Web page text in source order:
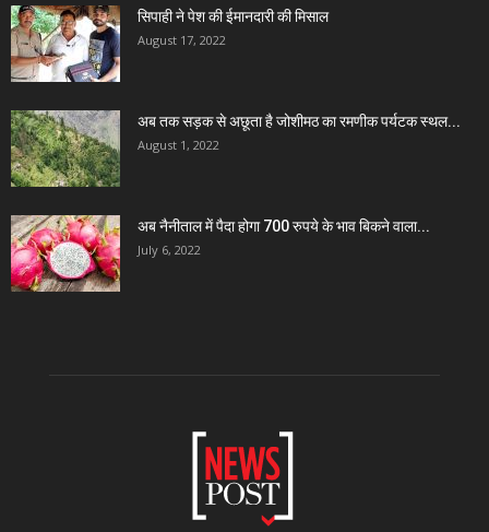
सिपाही ने पेश की ईमानदारी की मिसाल
August 17, 2022
अब तक सड़क से अछूता है जोशीमठ का रमणीक पर्यटक स्थल...
August 1, 2022
अब नैनीताल में पैदा होगा 700 रुपये के भाव बिकने वाला...
July 6, 2022